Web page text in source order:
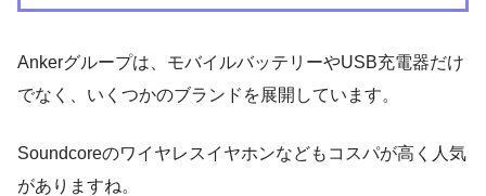
Ankerグループは、モバイルバッテリーやUSB充電器だけ
でなく、いくつかのブランドを展開しています。
Soundcoreのワイヤレスイヤホンなどもコスパが高く人気
がありますね。